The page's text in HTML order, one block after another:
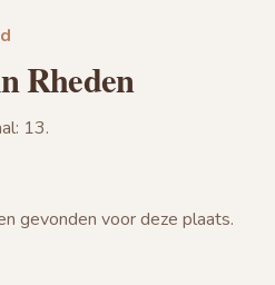
Rheden
13.
gevonden voor deze plaats.